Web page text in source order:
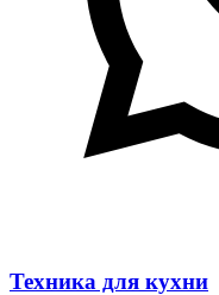
Техника для кухни